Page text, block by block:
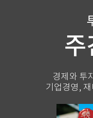
경제와 투
기업경영,